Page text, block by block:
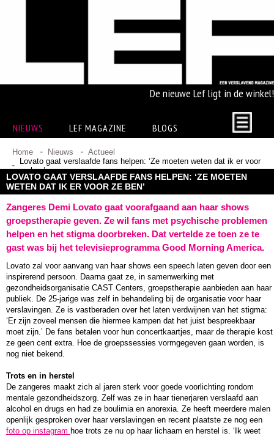
De nieuwe Lef ligt in de winkel!
NIEUWS LEF MAGAZINE BLOGS
Home Nieuws
Actueel
Lovato gaat verslaafde fans helpen: ‘Ze moeten weten dat ik er voor
ze ben’
LOVATO GAAT VERSLAAFDE FANS HELPEN: ‘ZE MOETEN
WETEN DAT IK ER VOOR ZE BEN’
Zangeres Demi Lovato gaat voorafgaand aan haar shows
groepstherapie geven. Ze wil fans met psychische problemen
helpen en het stigma doorbreken. Dat vertelde ze toen ze te
gast was bij het televisieprogramma Good Morning America.
Lovato zal voor aanvang van haar shows een speech laten geven door een
inspirerend persoon. Daarna gaat ze, in samenwerking met
gezondheidsorganisatie CAST Centers, groepstherapie aanbieden aan haar
publiek. De 25-jarige was zelf in behandeling bij de organisatie voor haar
verslavingen. Ze is vastberaden over het laten verdwijnen van het stigma:
‘Er zijn zoveel mensen die hiermee kampen dat het juist bespreekbaar
moet zijn.’ De fans betalen voor hun concertkaartjes, maar de therapie kost
ze geen cent extra. Hoe de groepssessies vormgegeven gaan worden, is
nog niet bekend.
Trots en in herstel
De zangeres maakt zich al jaren sterk voor goede voorlichting rondom
mentale gezondheidszorg. Zelf was ze in haar tienerjaren verslaafd aan
alcohol en drugs en had ze boulimia en anorexia. Ze heeft meerdere malen
openlijk gesproken over haar verslavingen en recent plaatste ze nog een
foto op instagram hoe trots ze nu op haar lichaam en herstel is. ‘Ik weet